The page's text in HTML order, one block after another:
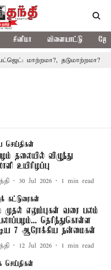
சினிமா விளையாட்டு
மாற்றமா?, தடுமாற்றமா?
செய்திகள்
தலையில் விழுந்து
உயிரிழப்பு
30 Jul 2026 1 min read
கட்டுரைகள்
எலும்புகள் வரை பலம்
தெரிந்துகொள்ள
7 ஆரோக்கிய நன்மைகள்
12 Jul 2026 1 min read
செய்திகள்